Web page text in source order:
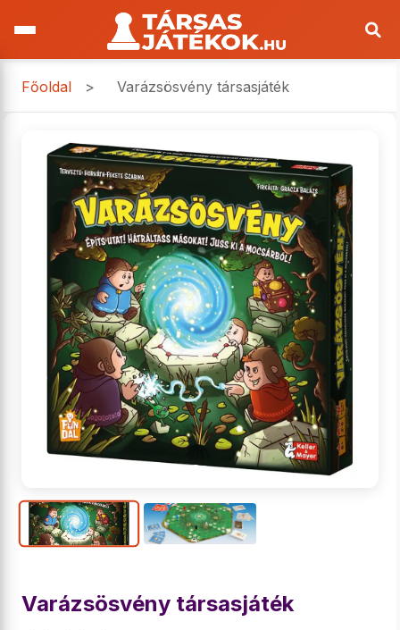
Főoldal > Varázsösvény társasjáték
Varázsösvény társasjáték